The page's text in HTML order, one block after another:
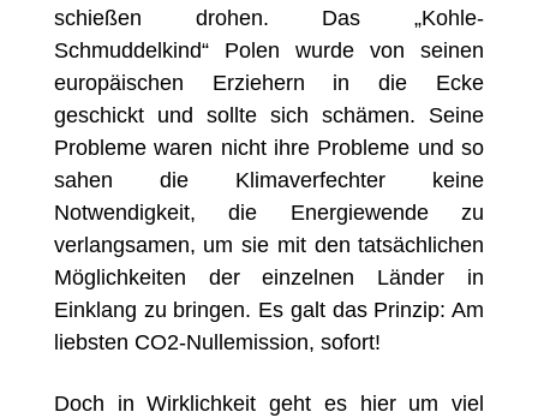
schießen drohen. Das „Kohle-
Schmuddelkind“ Polen wurde von seinen
europäischen Erziehern in die Ecke
geschickt und sollte sich schämen. Seine
Probleme waren nicht ihre Probleme und so
sahen die Klimaverfechter keine
Notwendigkeit, die Energiewende zu
verlangsamen, um sie mit den tatsächlichen
Möglichkeiten der einzelnen Länder in
Einklang zu bringen. Es galt das Prinzip: Am
liebsten CO2-Nullemission, sofort!
Doch in Wirklichkeit geht es hier um viel